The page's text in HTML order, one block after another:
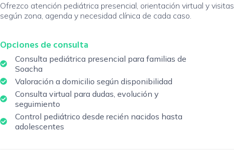
Ofrezco atención pediátrica presencial, orientación virtual y
según zona, agenda y necesidad clínica de cada caso.
Opciones de consulta
Consulta pediátrica presencial para familias de
Soacha
Valoración a domicilio según disponibilidad
Consulta virtual para dudas, evolución y
seguimiento
Control pediátrico desde recién nacidos hasta
adolescentes